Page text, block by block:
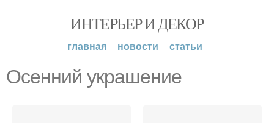
ИНТЕРЬЕР И ДЕКОР
главная новости статьи
Осенний украшение